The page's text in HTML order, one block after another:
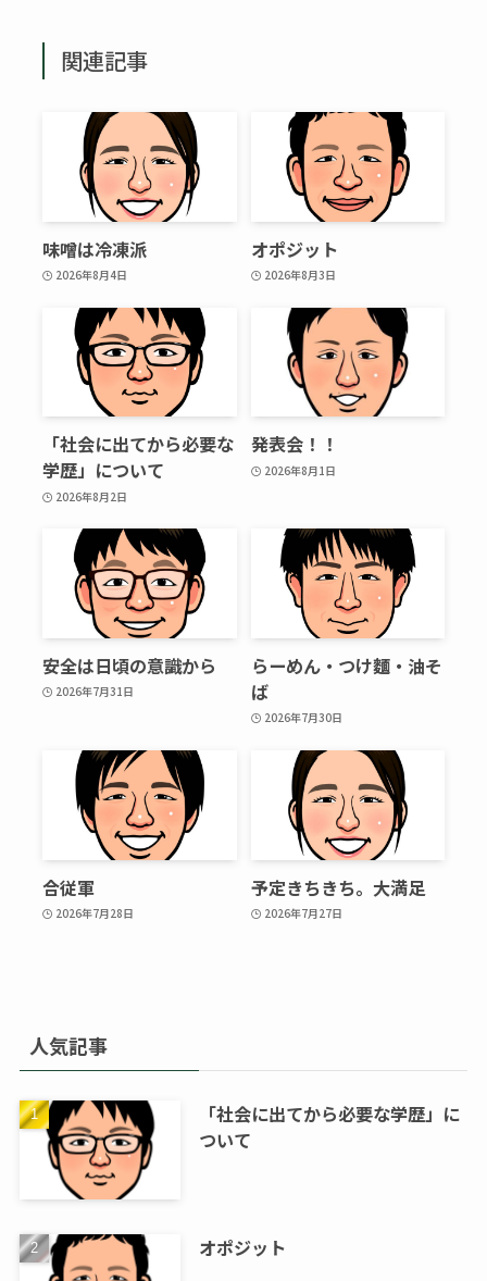
関連記事
味噌は冷凍派
2026年8月4日
オポジット
2026年8月3日
「社会に出てから必要な
学歴」について
2026年8月2日
発表会！！
2026年8月1日
安全は日頃の意識から
2026年7月31日
らーめん・つけ麵・油そ
ば
2026年7月30日
合従軍
2026年7月28日
予定きちきち。大満足
2026年7月27日
人気記事
「社会に出てから必要な学歴」に
ついて
オポジット